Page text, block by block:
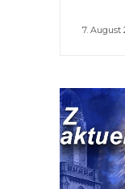
7. August